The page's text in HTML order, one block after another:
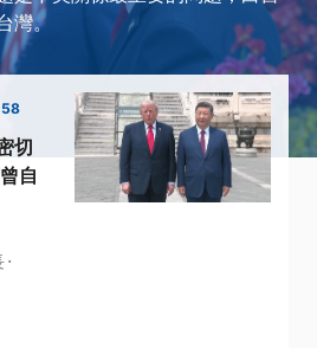
灣。
切
自
·